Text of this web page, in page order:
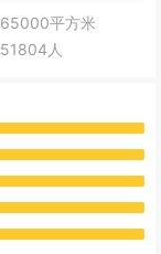
65000平方米
51804人